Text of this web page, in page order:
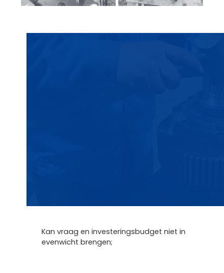
Kan vraag en investeringsbudget niet in
evenwicht brengen;